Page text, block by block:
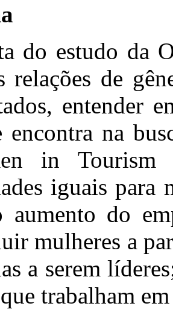
do estudo da
relações de
entender
encontra na
in Tourism
iguais para
aumento do
mulheres a
a serem
trabalham